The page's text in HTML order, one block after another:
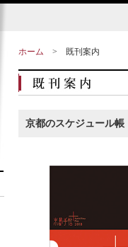
ホーム > 既刊案内
京都のスケジュール帳